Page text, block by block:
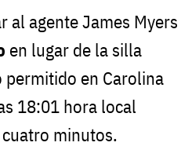
al agente James Myers
en lugar de la silla
en Carolina
18:01 hora local
minutos.